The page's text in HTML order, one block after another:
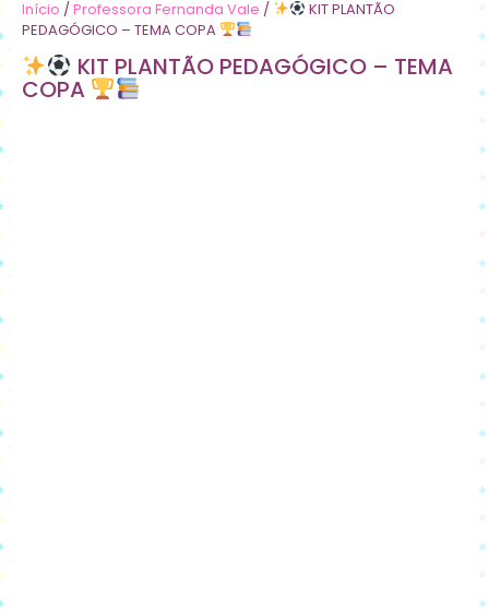
Início /Professora Fernanda Vale /
KIT PLANTÃO
PEDAGÓGICO – TEMA COPA
KIT PLANTÃO PEDAGÓGICO – TEMA
COPA